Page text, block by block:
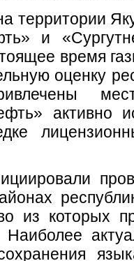
территории
и
время
оценку
активно
из которых
Наиболее